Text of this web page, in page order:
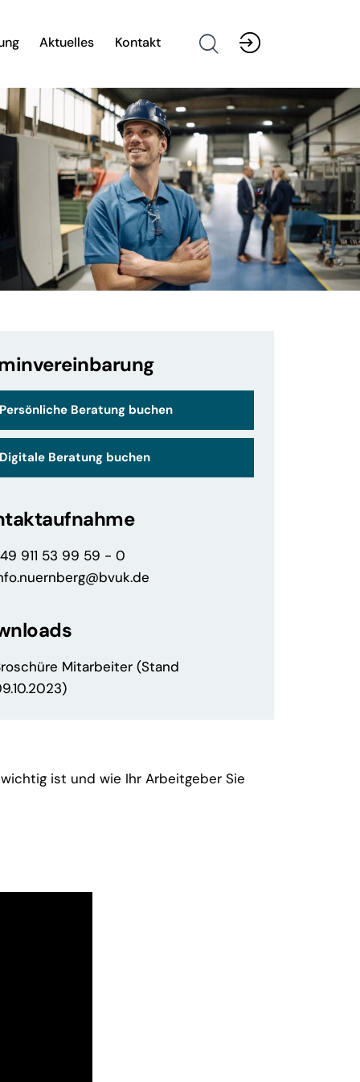
Aktuelles Kontakt
Persönliche Beratung buchen
Digitale Beratung buchen
911 53 99 59 - 0
Mitarbeiter (Stand
ist und wie Ihr Arbeitgeber Sie